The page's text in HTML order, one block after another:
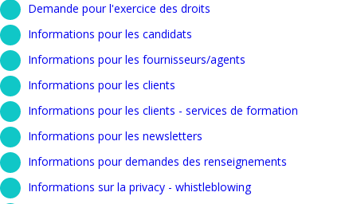
Demande pour l'exercice des droits
Informations pour les candidats
Informations pour les fournisseurs/agents
Informations pour les clients
Informations pour les clients - services de formation
Informations pour les newsletters
Informations pour demandes des renseignements
Informations sur la privacy - whistleblowing